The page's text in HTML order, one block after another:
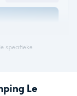
specifieke
Le